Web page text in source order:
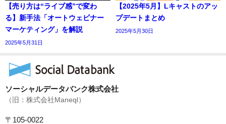
【売り方は“ライブ感”で変わ
る】新手法「オートウェビナー
マーケティング」を解説
2025年5月31日
【2025年5月】Lキャストのアッ
プデートまとめ
2025年5月30日
ソーシャルデータバンク株式会社
（旧：株式会社Maneql）
〒105-0022